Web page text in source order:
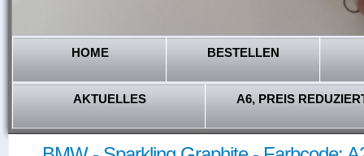
HOME BESTELLEN
AKTUELLES A6, PREIS